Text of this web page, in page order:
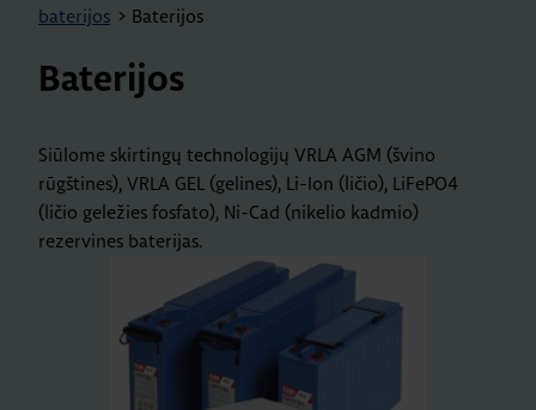
baterijos > Baterijos
Baterijos
Siūlome skirtingų technologijų VRLA AGM (švino
rūgštines), VRLA GEL (gelines), Li-Ion (ličio), LiFePO4
(ličio geležies fosfato), Ni-Cad (nikelio kadmio)
rezervines baterijas.